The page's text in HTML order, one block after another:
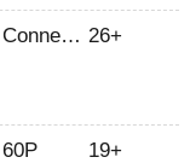
Connector 26+
60P 19+